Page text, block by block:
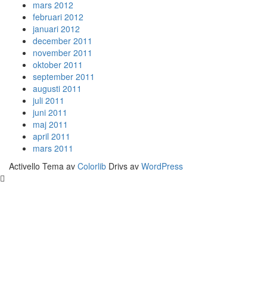
mars 2012
februari 2012
januari 2012
december 2011
november 2011
oktober 2011
september 2011
augusti 2011
juli 2011
juni 2011
maj 2011
april 2011
mars 2011
Activello Tema av Colorlib Drivs av WordPress